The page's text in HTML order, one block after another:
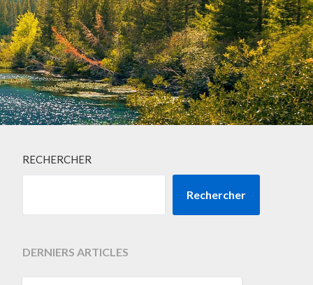
RECHERCHER
Rechercher
DERNIERS ARTICLES